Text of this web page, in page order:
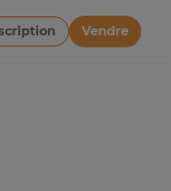
Vendre